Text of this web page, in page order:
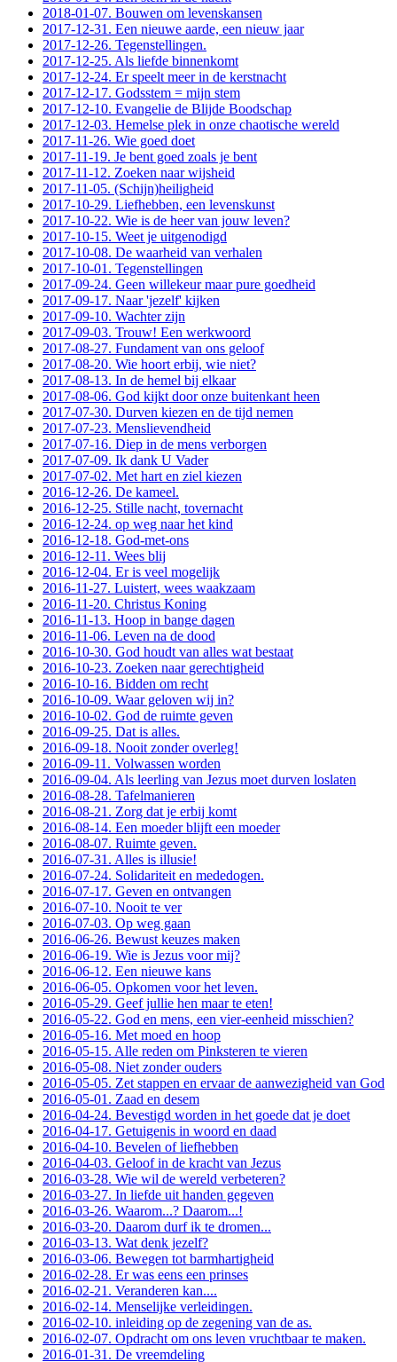
2018-01-07. Bouwen om levenskansen
2017-12-31. Een nieuwe aarde, een nieuw jaar
2017-12-26. Tegenstellingen.
2017-12-25. Als liefde binnenkomt
2017-12-24. Er speelt meer in de kerstnacht
2017-12-17. Godsstem = mijn stem
2017-12-10. Evangelie de Blijde Boodschap
2017-12-03. Hemelse plek in onze chaotische wereld
2017-11-26. Wie goed doet
2017-11-19. Je bent goed zoals je bent
2017-11-12. Zoeken naar wijsheid
2017-11-05. (Schijn)heiligheid
2017-10-29. Liefhebben, een levenskunst
2017-10-22. Wie is de heer van jouw leven?
2017-10-15. Weet je uitgenodigd
2017-10-08. De waarheid van verhalen
2017-10-01. Tegenstellingen
2017-09-24. Geen willekeur maar pure goedheid
2017-09-17. Naar 'jezelf' kijken
2017-09-10. Wachter zijn
2017-09-03. Trouw! Een werkwoord
2017-08-27. Fundament van ons geloof
2017-08-20. Wie hoort erbij, wie niet?
2017-08-13. In de hemel bij elkaar
2017-08-06. God kijkt door onze buitenkant heen
2017-07-30. Durven kiezen en de tijd nemen
2017-07-23. Menslievendheid
2017-07-16. Diep in de mens verborgen
2017-07-09. Ik dank U Vader
2017-07-02. Met hart en ziel kiezen
2016-12-26. De kameel.
2016-12-25. Stille nacht, tovernacht
2016-12-24. op weg naar het kind
2016-12-18. God-met-ons
2016-12-11. Wees blij
2016-12-04. Er is veel mogelijk
2016-11-27. Luistert, wees waakzaam
2016-11-20. Christus Koning
2016-11-13. Hoop in bange dagen
2016-11-06. Leven na de dood
2016-10-30. God houdt van alles wat bestaat
2016-10-23. Zoeken naar gerechtigheid
2016-10-16. Bidden om recht
2016-10-09. Waar geloven wij in?
2016-10-02. God de ruimte geven
2016-09-25. Dat is alles.
2016-09-18. Nooit zonder overleg!
2016-09-11. Volwassen worden
2016-09-04. Als leerling van Jezus moet durven loslaten
2016-08-28. Tafelmanieren
2016-08-21. Zorg dat je erbij komt
2016-08-14. Een moeder blijft een moeder
2016-08-07. Ruimte geven.
2016-07-31. Alles is illusie!
2016-07-24. Solidariteit en mededogen.
2016-07-17. Geven en ontvangen
2016-07-10. Nooit te ver
2016-07-03. Op weg gaan
2016-06-26. Bewust keuzes maken
2016-06-19. Wie is Jezus voor mij?
2016-06-12. Een nieuwe kans
2016-06-05. Opkomen voor het leven.
2016-05-29. Geef jullie hen maar te eten!
2016-05-22. God en mens, een vier-eenheid misschien?
2016-05-16. Met moed en hoop
2016-05-15. Alle reden om Pinksteren te vieren
2016-05-08. Niet zonder ouders
2016-05-05. Zet stappen en ervaar de aanwezigheid van God
2016-05-01. Zaad en desem
2016-04-24. Bevestigd worden in het goede dat je doet
2016-04-17. Getuigenis in woord en daad
2016-04-10. Bevelen of liefhebben
2016-04-03. Geloof in de kracht van Jezus
2016-03-28. Wie wil de wereld verbeteren?
2016-03-27. In liefde uit handen gegeven
2016-03-26. Waarom...? Daarom...!
2016-03-20. Daarom durf ik te dromen...
2016-03-13. Wat denk jezelf?
2016-03-06. Bewegen tot barmhartigheid
2016-02-28. Er was eens een prinses
2016-02-21. Veranderen kan....
2016-02-14. Menselijke verleidingen.
2016-02-10. inleiding op de zegening van de as.
2016-02-07. Opdracht om ons leven vruchtbaar te maken.
2016-01-31. De vreemdeling